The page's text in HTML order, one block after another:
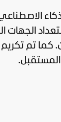
الجهات
كما تم